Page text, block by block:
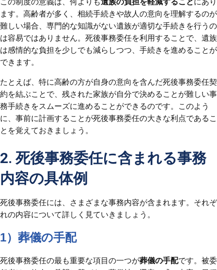
ます。高齢者が多く、相続手続きや故人の意向を理解するのが
難しい場合、専門的な知識がない遺族が適切な手続きを行うの
は容易ではありません。死後事務委任を利用することで、遺族
は感情的な負担を少しでも減らしつつ、手続きを進めることが
できます。
たとえば、特に高齢の方が自身の意向を含んだ死後事務委任契
約を結ぶことで、残された家族が自分で決めることが難しい事
務手続きをスムーズに進めることができるのです。このよう
に、事前に計画することが死後事務委任の大きな利点であるこ
とを覚えておきましょう。
2. 死後事務委任に含まれる事務
内容の具体例
死後事務委任には、さまざまな事務内容が含まれます。それぞ
れの内容について詳しく見ていきましょう。
1）葬儀の手配
死後事務委任の最も重要な項目の一つが葬儀の手配です。被委